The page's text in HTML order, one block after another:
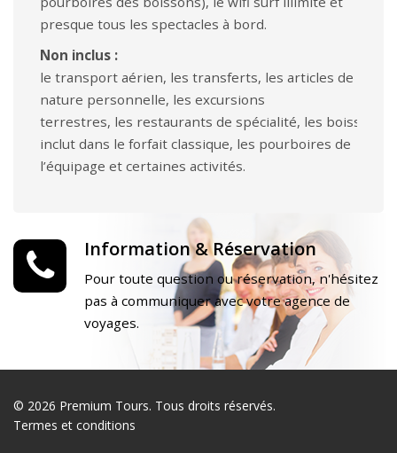
presque tous les spectacles à bord.
Non inclus :
le transport aérien, les transferts, les articles de
nature personnelle, les excursions
terrestres, les restaurants de spécialité, les boissons
inclut dans le forfait classique, les pourboires de
l’équipage et certaines activités.
Information & Réservation
Pour toute question ou réservation, n'hésitez
pas à communiquer avec votre agence de
voyages.
© 2026 Premium Tours. Tous droits réservés.
Termes et conditions